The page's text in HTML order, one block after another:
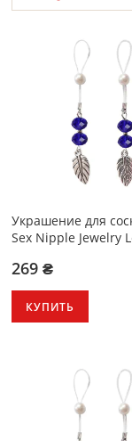
Украшение для
Sex Nipple Jewelry
269 ₴
КУПИТЬ